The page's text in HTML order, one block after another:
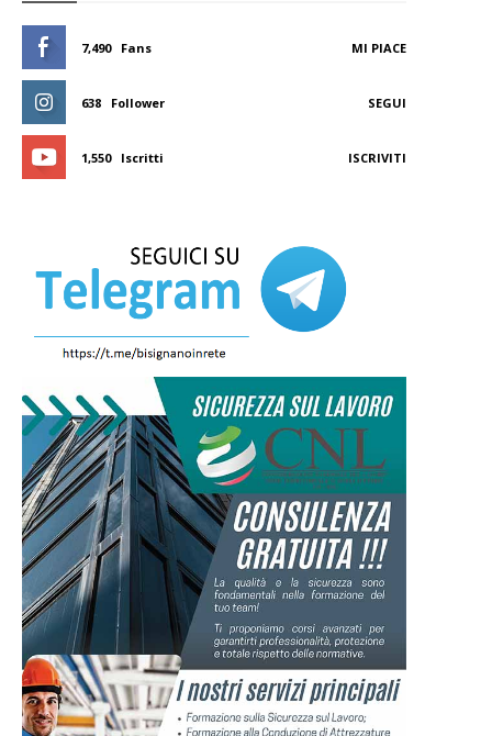
7,490 Fans MI PIACE
638 Follower SEGUI
1,550 Iscritti ISCRIVITI